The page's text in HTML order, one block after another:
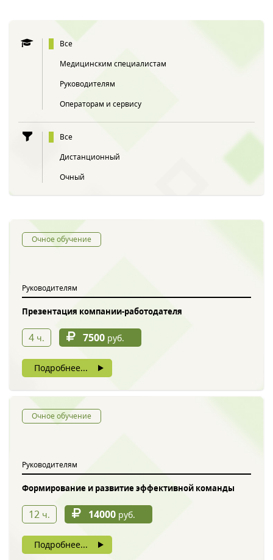
Все
Медицинским специалистам
Руководителям
Операторам и сервису
Все
Дистанционный
Очный
Очное обучение
Руководителям
Презентация компании-работодателя
4 ч. 7500 руб.
Подробнее...
Очное обучение
Руководителям
Формирование и развитие эффективной команды
12 ч. 14000 руб.
Подробнее...